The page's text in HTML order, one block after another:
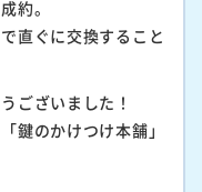
約。
直ぐに交換すること
ございました！
鍵のかけつけ本舗」